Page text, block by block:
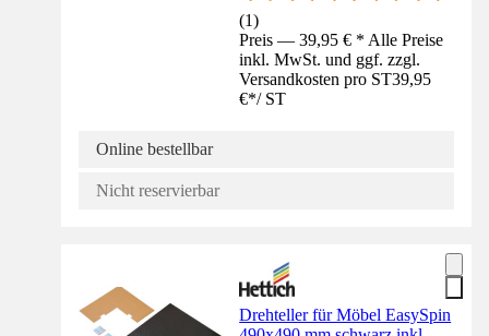
(1)
Preis — 39,95 € * Alle Preise
inkl. MwSt. und ggf. zzgl.
Versandkosten pro ST39,95
€*/ ST
Online bestellbar
Nicht reservierbar
Drehteller für Möbel EasySpin